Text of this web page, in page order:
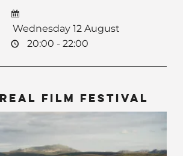
Wednesday 12 August
20:00 - 22:00
Film Festival